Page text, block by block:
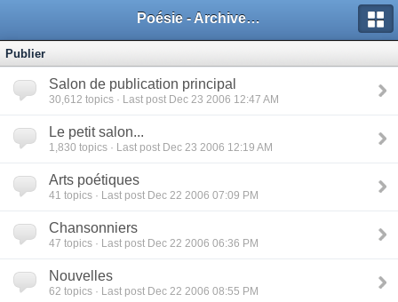
Poésie - Archives de Toute La Poésie - 2005 - 2006
Publier
Salon de publication principal
30,612 topics · Last post Dec 23 2006 12:47 AM
Le petit salon...
1,830 topics · Last post Dec 23 2006 12:19 AM
Arts poétiques
41 topics · Last post Dec 22 2006 07:09 PM
Chansonniers
47 topics · Last post Dec 22 2006 06:36 PM
Nouvelles
62 topics · Last post Dec 22 2006 08:55 PM